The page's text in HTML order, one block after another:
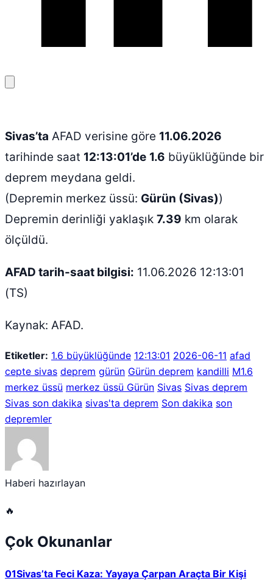
kopyala
Sivas’ta AFAD verisine göre 11.06.2026
tarihinde saat 12:13:01’de 1.6 büyüklüğünde bir
deprem meydana geldi.
(Depremin merkez üssü: Gürün (Sivas))
Depremin derinliği yaklaşık 7.39 km olarak
ölçüldü.
AFAD tarih-saat bilgisi: 11.06.2026 12:13:01
(TS)
Kaynak: AFAD.
Etiketler: 1.6 büyüklüğünde 12:13:01 2026-06-11 afad
cepte sivas deprem gürün Gürün deprem kandilli M1.6
merkez üssü merkez üssü Gürün Sivas Sivas deprem
Sivas son dakika sivas'ta deprem Son dakika son
depremler
Haberi hazırlayan
🔥
Çok Okunanlar
01Sivas’ta Feci Kaza: Yayaya Çarpan Araçta Bir Kişi